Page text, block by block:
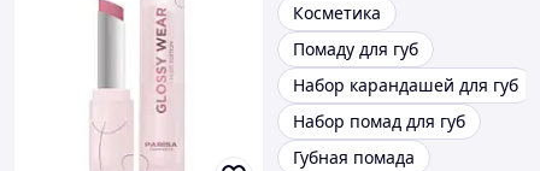
Косметика
Помаду для губ
Набор карандашей для губ
Набор помад для губ
Губная помада